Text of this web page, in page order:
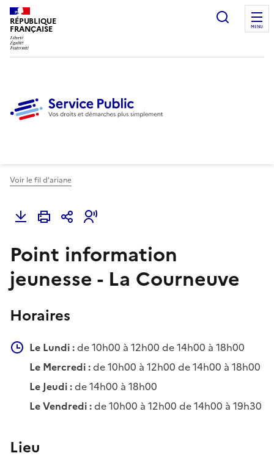
RÉPUBLIQUE
FRANÇAISE
Ouvrir
MENU
Voir le fil d'ariane
Point information
jeunesse - La Courneuve
Horaires
Le Lundi :de 10h00 à 12h00 de 14h00 à 18h00
Le Mercredi :de 10h00 à 12h00 de 14h00 à 18h00
Le Jeudi :de 14h00 à 18h00
Le Vendredi :de 10h00 à 12h00 de 14h00 à 19h30
Lieu